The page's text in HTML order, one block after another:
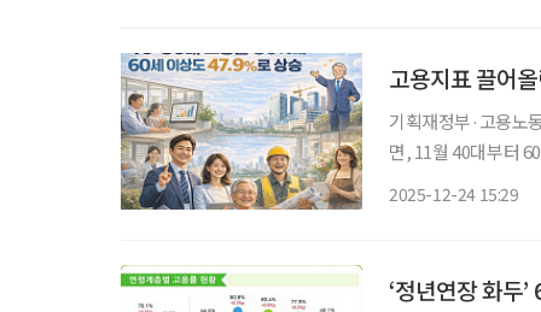
고용지표 끌어
기획재정부·고용노
면, 11월 40대부터 60대 이상의
2025-12-24 15:29
‘정년연장 화두